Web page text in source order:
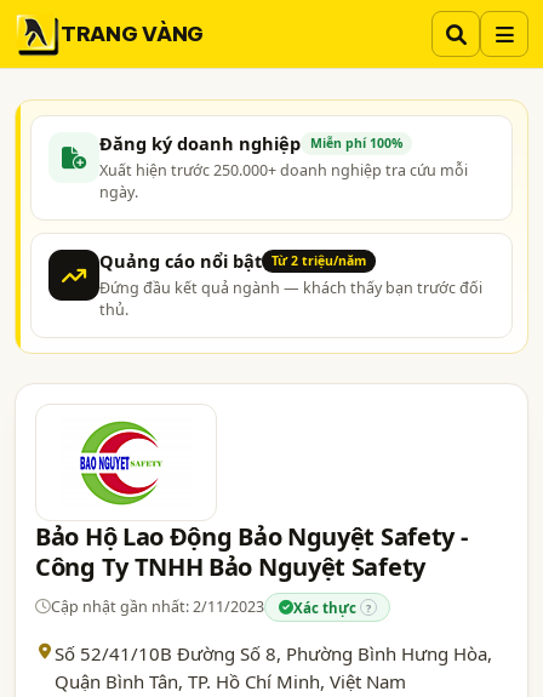
TRANG VÀNG
Đăng ký doanh nghiệp Miễn phí 100%
Xuất hiện trước 250.000+ doanh nghiệp tra cứu mỗi
ngày.
Quảng cáo nổi bật Từ 2 triệu/năm
Đứng đầu kết quả ngành — khách thấy bạn trước đối
thủ.
Bảo Hộ Lao Động Bảo Nguyệt Safety -
Công Ty TNHH Bảo Nguyệt Safety
Cập nhật gần nhất: 2/11/2023 Xác thực ?
Số 52/41/10B Đường Số 8, Phường Bình Hưng Hòa,
Quận Bình Tân, TP. Hồ Chí Minh, Việt Nam